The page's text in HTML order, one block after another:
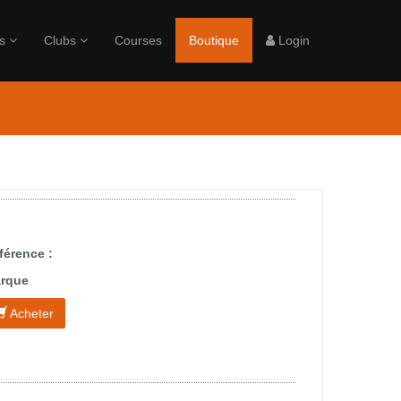
Clubs Courses Boutique Login
:
Acheter